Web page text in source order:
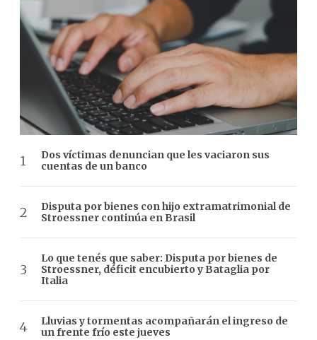
Dos víctimas denuncian que les vaciaron sus
cuentas de un banco
Disputa por bienes con hijo extramatrimonial de
Stroessner continúa en Brasil
Lo que tenés que saber: Disputa por bienes de
Stroessner, déficit encubierto y Bataglia por
Italia
Lluvias y tormentas acompañarán el ingreso de
un frente frío este jueves